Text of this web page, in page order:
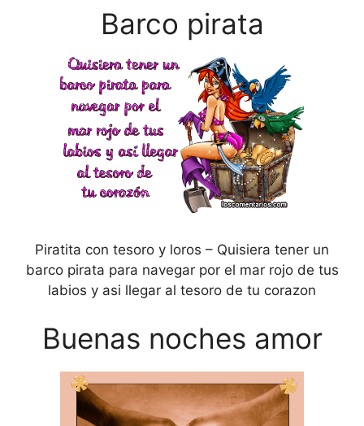
Barco pirata
Piratita con tesoro y loros – Quisiera tener un
barco pirata para navegar por el mar rojo de tus
labios y asi llegar al tesoro de tu corazon
Buenas noches amor